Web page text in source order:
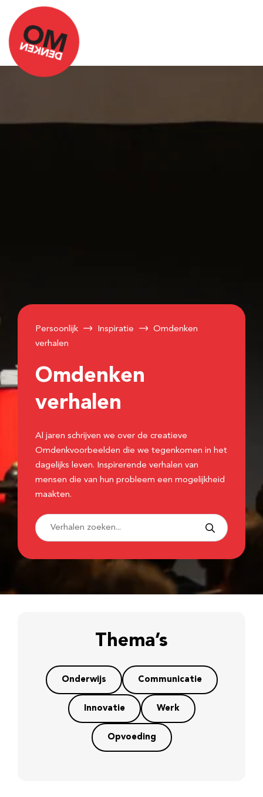
Persoonlijk Inspiratie
Omdenken
verhalen
Omdenken
verhalen
Al jaren schrijven we over de creatieve
Omdenkvoorbeelden die we tegenkomen in het
dagelijks leven. Inspirerende verhalen van
mensen die van hun probleem een mogelijkheid
maakten.
Thema’s
Onderwijs Communicatie
Innovatie Werk
Opvoeding